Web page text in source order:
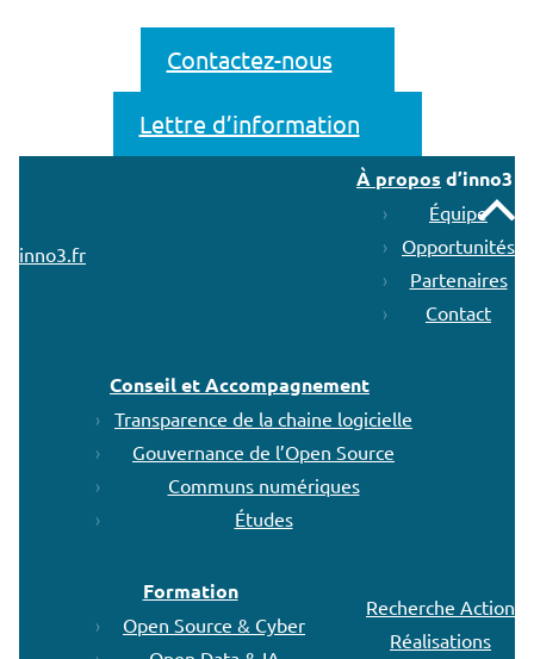
Contactez-nous
Lettre d’information
inno3.fr
À propos d’inno3
Équipe
Opportunités
Partenaires
Contact
Conseil et Accompagnement
Transparence de la chaine logicielle
Gouvernance de l’Open Source
Communs numériques
Études
Formation
Open Source & Cyber
Recherche Action
Réalisations
Remonter